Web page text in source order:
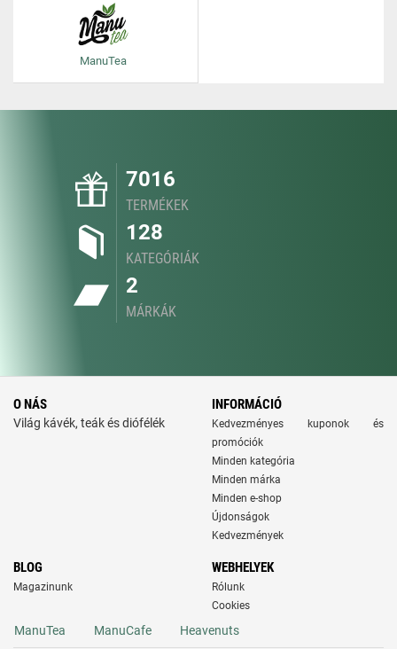
ManuTea
7016
TERMÉKEK
128
KATEGÓRIÁK
2
MÁRKÁK
O NÁS
Világ kávék, teák és diófélék
INFORMÁCIÓ
Kedvezményes kuponok és
promóciók
Minden kategória
Minden márka
Minden e-shop
Újdonságok
Kedvezmények
BLOG
Magazinunk
WEBHELYEK
Rólunk
Cookies
ManuTea ManuCafe Heavenuts